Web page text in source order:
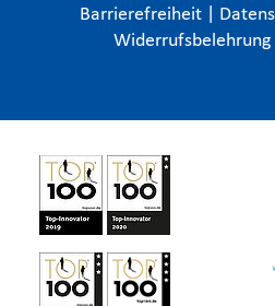
Barrierefreiheit
Widerrufsbelehrung